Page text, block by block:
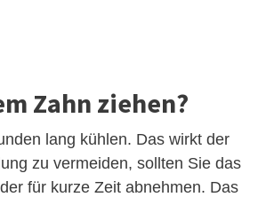
Zahn ziehen?
lang kühlen. Das wirkt der
zu vermeiden, sollten Sie das
für kurze Zeit abnehmen. Das